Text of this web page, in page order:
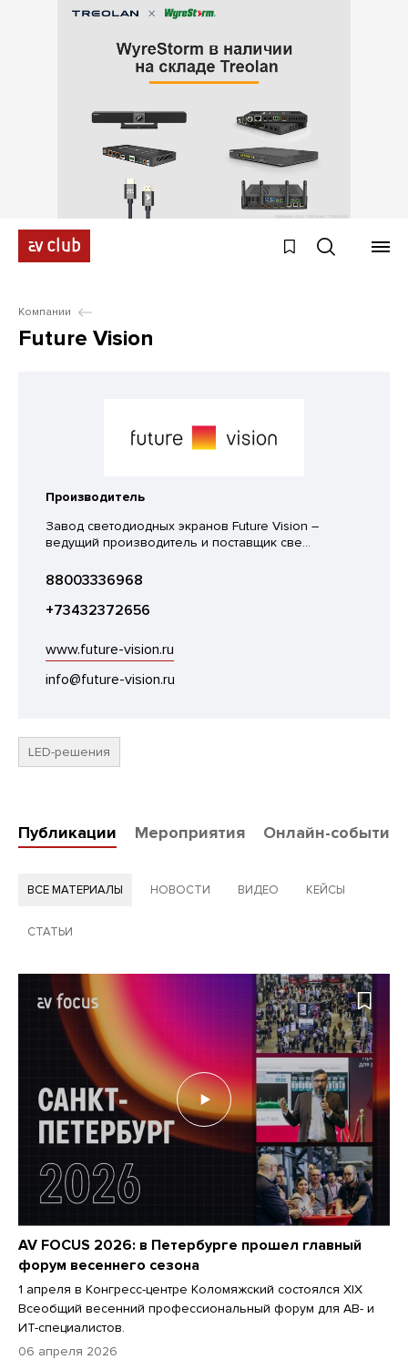
Компании
Future Vision
Производитель
Завод светодиодных экранов Future Vision –
ведущий производитель и поставщик све...
88003336968
+73432372656
www.future-vision.ru
info@future-vision.ru
LED-решения
Публикации Мероприятия Онлайн-события
ВСЕ МАТЕРИАЛЫ НОВОСТИ ВИДЕО КЕЙСЫ
СТАТЬИ
AV FOCUS 2026: в Петербурге прошел главный
форум весеннего сезона
1 апреля в Конгресс-центре Коломяжский состоялся XIX
Всеобщий весенний профессиональный форум для АВ- и
ИТ-специалистов.
06 апреля 2026